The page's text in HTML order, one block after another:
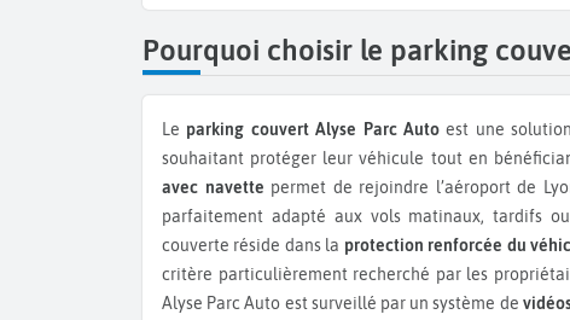
Pourquoi choisir le parking
Le parking couvert Alyse Parc Auto est une
souhaitant protéger leur véhicule tout en
avec navette permet de rejoindre l’aéroport de
parfaitement adapté aux vols matinaux, tardifs
couverte réside dans la protection renforcée du
critère particulièrement recherché par les
Alyse Parc Auto est surveillé par un système de